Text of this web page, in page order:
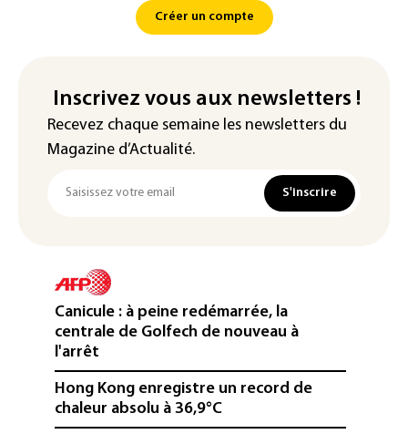
Créer un compte
Inscrivez vous aux newsletters !
Recevez chaque semaine les newsletters du
Magazine d’Actualité.
S'inscrire
Canicule : à peine redémarrée, la
centrale de Golfech de nouveau à
l'arrêt
Hong Kong enregistre un record de
chaleur absolu à 36,9°C